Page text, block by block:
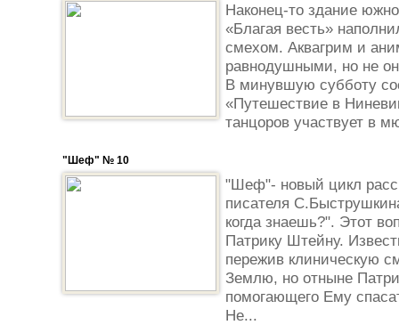
Наконец-то здание
«Благая весть»
смехом. Аквагрим и
равнодушными, но не
В минувшую субботу
«Путешествие в
танцоров участвует в
"Шеф" № 10
"Шеф"- новый цикл
писателя
когда знаешь?". Этот
Патрику Штейну.
пережив клиническую
Землю, но отныне
помогающего Ему
Не...